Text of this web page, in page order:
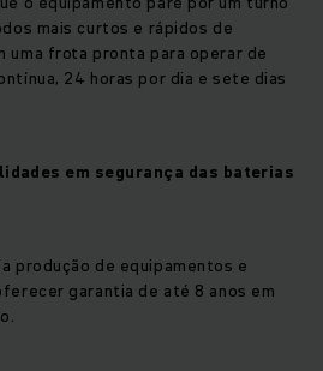
mais curtos e rápidos de
uma frota pronta para operar de
24 horas por dia e sete dias
em segurança das baterias
produção de equipamentos e
garantia de até 8 anos em